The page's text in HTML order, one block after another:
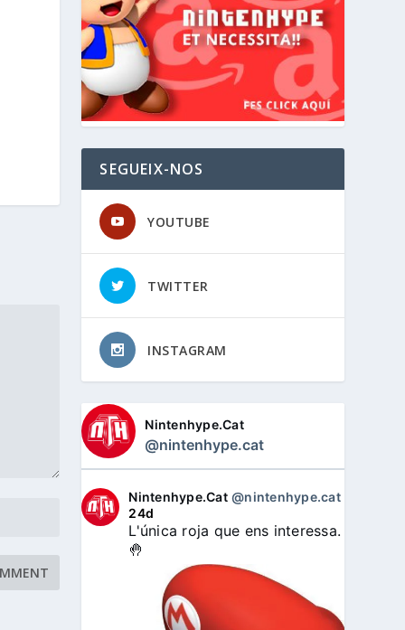
SEGUEIX-NOS
YOUTUBE
TWITTER
INSTAGRAM
Nintenhype.Cat
@nintenhype.cat
Nintenhype.Cat @nintenhype.cat⋅
24d
L'única roja que ens interessa.
🤚